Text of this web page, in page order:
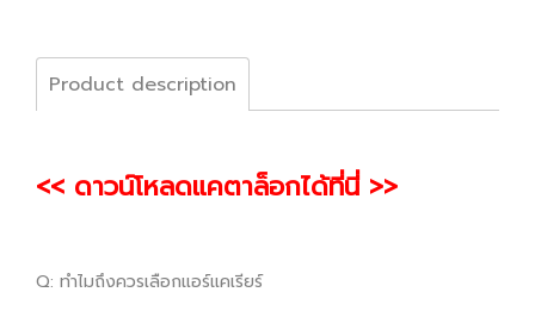
Product description
<< ดาวน์โหลดแคตาล็อกได้ที่นี่ >>
Q: ทำไมถึงควรเลือกแอร์แคเรียร์